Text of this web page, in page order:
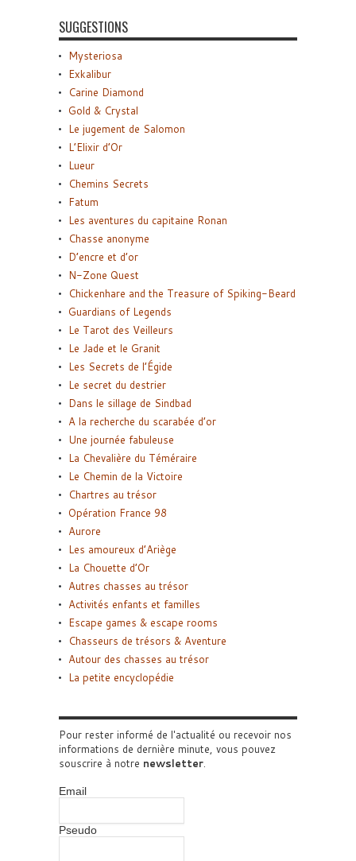
SUGGESTIONS
Mysteriosa
Exkalibur
Carine Diamond
Gold & Crystal
Le jugement de Salomon
L’Elixir d’Or
Lueur
Chemins Secrets
Fatum
Les aventures du capitaine Ronan
Chasse anonyme
D’encre et d’or
N-Zone Quest
Chickenhare and the Treasure of Spiking-Beard
Guardians of Legends
Le Tarot des Veilleurs
Le Jade et le Granit
Les Secrets de l’Égide
Le secret du destrier
Dans le sillage de Sindbad
A la recherche du scarabée d’or
Une journée fabuleuse
La Chevalière du Téméraire
Le Chemin de la Victoire
Chartres au trésor
Opération France 98
Aurore
Les amoureux d’Ariège
La Chouette d’Or
Autres chasses au trésor
Activités enfants et familles
Escape games & escape rooms
Chasseurs de trésors & Aventure
Autour des chasses au trésor
La petite encyclopédie
Pour rester informé de l'actualité ou recevoir nos
informations de dernière minute, vous pouvez
souscrire à notre newsletter.
Email
Pseudo